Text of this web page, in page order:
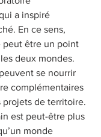
a inspiré
En ce sens,
peut être un point
deux mondes.
se nourrir
complémentaires
projets de territoire.
est peut-être plus
monde